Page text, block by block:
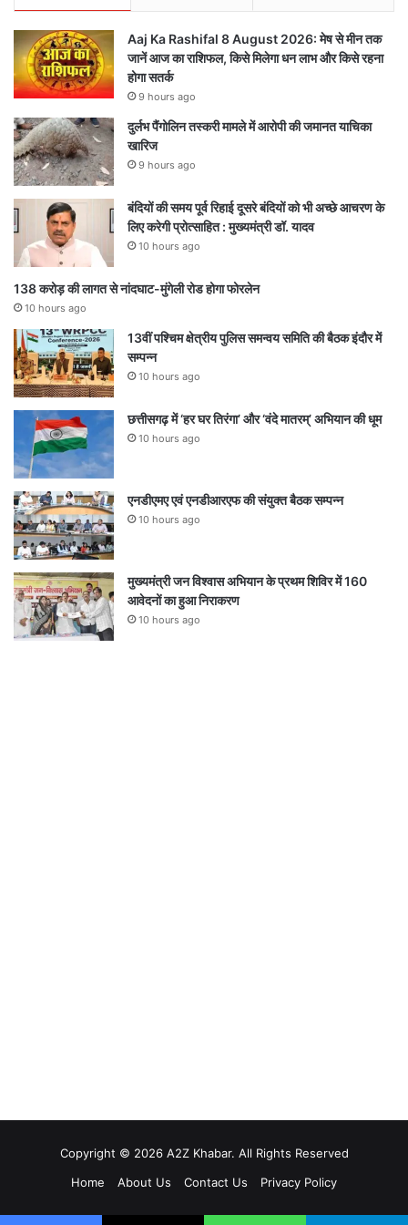
Aaj Ka Rashifal 8 August 2026: मेष से मीन तक
जानें आज का राशिफल, किसे मिलेगा धन लाभ और किसे रहना
होगा सतर्क
9 hours ago
दुर्लभ पैंगोलिन तस्करी मामले में आरोपी की जमानत याचिका
खारिज
9 hours ago
बंदियों की समय पूर्व रिहाई दूसरे बंदियों को भी अच्छे आचरण के
लिए करेगी प्रोत्साहित : मुख्यमंत्री डॉ. यादव
10 hours ago
138 करोड़ की लागत से नांदघाट-मुंगेली रोड होगा फोरलेन
10 hours ago
13वीं पश्चिम क्षेत्रीय पुलिस समन्वय समिति की बैठक इंदौर में
सम्पन्न
10 hours ago
छत्तीसगढ़ में ‘हर घर तिरंगा’ और ‘वंदे मातरम्’ अभियान की धूम
10 hours ago
एनडीएमए एवं एनडीआरएफ की संयुक्त बैठक सम्पन्न
10 hours ago
मुख्यमंत्री जन विश्वास अभियान के प्रथम शिविर में 160
आवेदनों का हुआ निराकरण
10 hours ago
Copyright © 2026 A2Z Khabar. All Rights Reserved
Home
About Us Contact Us Privacy Policy